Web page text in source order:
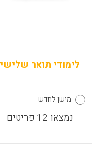
לימודי תואר שלישי
מישן לחדש
נמצאו 12 פריטים